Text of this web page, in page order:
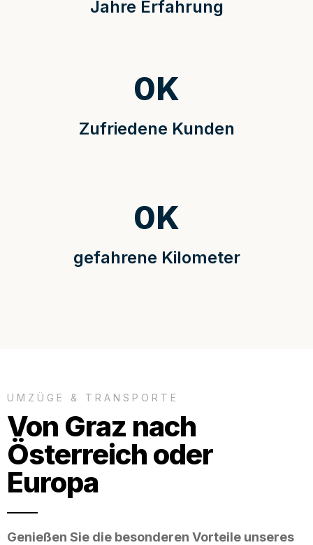
Jahre Erfahrung
Zufriedene Kunden
0K
gefahrene Kilometer
0K
UMZÜGE & TRANSPORTE
Von Graz nach
Österreich oder
Europa
Genießen Sie die besonderen Vorteile unseres